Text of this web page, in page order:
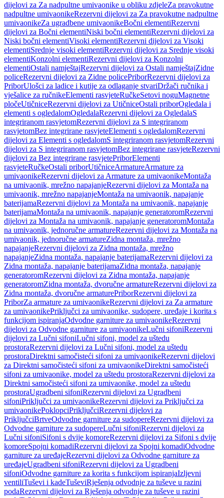
dijelovi za Za nadpultne umivaonike u obliku zdjeleZa pravokutne
nadpultne umivaonikeRezervni dijelovi za Za pravokutne nadpultne
umivaonikeZa ugradbene umivaonikeBočni elementiRezervni
dijelovi za Bočni elementiNiski bočni elementiRezervni dijelovi za
Niski bočni elementiVisoki elementiRezervni dijelovi za Visoki
elementiSrednje visoki elementiRezervni dijelovi za Srednje visoki
elementiKonzolni elementiRezervni dijelovi za Konzolni
elementiOstali namještajRezervni dijelovi za Ostali namještajZidne
policeRezervni dijelovi za Zidne policePriborRezervni dijelovi za
PriborUlošci za ladice i kutije za odlaganje stvariDržači ručnika i
vješalice za ručnikeElementi rasvjeteRučkeSetovi noguMagnetne
pločeUtičniceRezervni dijelovi za UtičniceOstali priborOgledala i
elementi s ogledalomOgledalaRezervni dijelovi za OgledalaS
integriranom rasvjetomRezervni dijelovi za S integriranom
rasvjetomBez integrirane rasvjeteElementi s ogledalomRezervni
dijelovi za Elementi s ogledalomS integriranom rasvjetomRezervni
dijelovi za S integriranom rasvjetomBez integrirane rasvjeteRezervni
dijelovi za Bez integrirane rasvjetePriborElementi
rasvjeteRučkeOstali priborUtičniceArmatureArmature za
umivaonikeRezervni dijelovi za Armature za umivaonikeMontaža
na umivaonik, mrežno napajanjeRezervni dijelovi za Montaža na
umivaonik, mrežno napajanjeMontaža na umivaonik, napajanje
baterijamaRezervni dijelovi za Montaža na umivaonik, napajanje
baterijamaMontaža na umivaonik, napajanje generatoromRezervni
dijelovi za Montaža na umivaonik, napajanje generatoromMontaža
na umivaonik, jednoručne armatureRezervni dijelovi za Montaža na
umivaonik, jednoručne armatureZidna montaža, mrežno
napajanjeRezervni dijelovi za Zidna montaža, mrežno
napajanjeZidna montaža, napajanje baterijamaRezervni dijelovi za
Zidna montaža, napajanje baterijamaZidna montaža, napajanje
generatoromRezervni dijelovi za Zidna montaža, napajanje
generatoromZidna montaža, dvoručne armatureRezervni dijelovi za
Zidna montaža, dvoručne armaturePriborRezervni dijelovi za
PriborZa armature za umivaonikeRezervni dijelovi za Za armature
za umivaonikePriključci za umivaonike, sudopere, uređaje i korita s
funkcijom ispiranjaOdvodne garniture za umivaonikeRezervni
dijelovi za Odvodne garniture za umivaonikeLučni sifoniRezervni
dijelovi za Lučni sifoniLučni sifoni, model za uštedu
prostoraRezervni dijelovi za Lučni sifoni, model za uštedu
prostoraDirektni samočisteći sifoni za umivaonikeRezervni dijelovi
za Direktni samočisteći sifoni za umivaonikeDirektni samočisteći
sifoni za umivaonike, model za uštedu prostoraRezervni dijelovi za
Direktni samočisteći sifoni za umivaonike, model za uštedu
prostoraUgradbeni sifoniRezervni dijelovi za Ugradbeni
sifoniPriključci za umivaonikeRezervni dijelovi za Priključci za
umivaonikePoklopciPriključciRezervni dijelovi za
PriključciBrtveOdvodne garniture za sudopereRezervni dijelovi za
Odvodne garniture za sudopereLučni sifoniRezervni dijelovi za
Lučni sifoniSifoni s dvije komoreRezervni dijelovi za Sifoni s dvije
komoreSpojni komadiRezervni dijelovi za Spojni komadiOdvodne
garniture za uređajeRezervni dijelovi za Odvodne garniture za
uređajeUgradbeni sifoniRezervni dijelovi za Ugradbeni
sifoniOdvodne garniture za korita s funkcijom ispiranjaIzljevni
ventiliTuševi i kadeTuševiRješenja odvodnje za tuševe u razini
podaRezervni dijelovi za Rješenja odvodnje za tuševe u razini